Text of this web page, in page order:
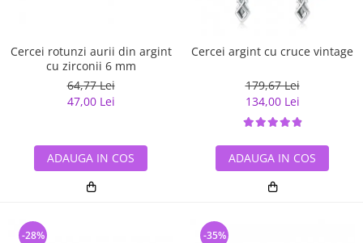
Cercei rotunzi aurii din argint
cu zirconii 6 mm
64,77 Lei
47,00 Lei
ADAUGA IN COS
Cercei argint cu cruce vintage
179,67 Lei
134,00 Lei
ADAUGA IN COS
-28% -35%